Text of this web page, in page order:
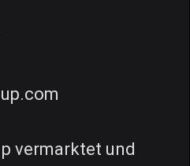
vermarktet und